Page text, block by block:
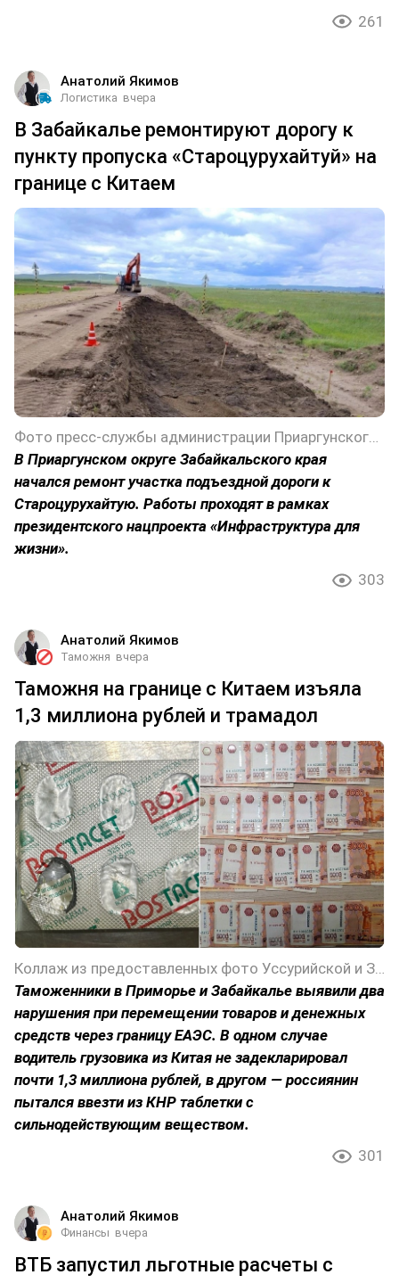
261
Анатолий Якимов
Логистика вчера
В Забайкалье ремонтируют дорогу к
пункту пропуска «Староцурухайтуй» на
границе с Китаем
В Приаргунском округе Забайкальского края
начался ремонт участка подъездной дороги к
Староцурухайтую. Работы проходят в рамках
президентского нацпроекта «Инфраструктура для
жизни».
303
Анатолий Якимов
Таможня вчера
Таможня на границе с Китаем изъяла
1,3 миллиона рублей и трамадол
Таможенники в Приморье и Забайкалье выявили два
нарушения при перемещении товаров и денежных
средств через границу ЕАЭС. В одном случае
водитель грузовика из Китая не задекларировал
почти 1,3 миллиона рублей, в другом — россиянин
пытался ввезти из КНР таблетки с
сильнодействующим веществом.
301
Анатолий Якимов
Финансы вчера
ВТБ запустил льготные расчеты с